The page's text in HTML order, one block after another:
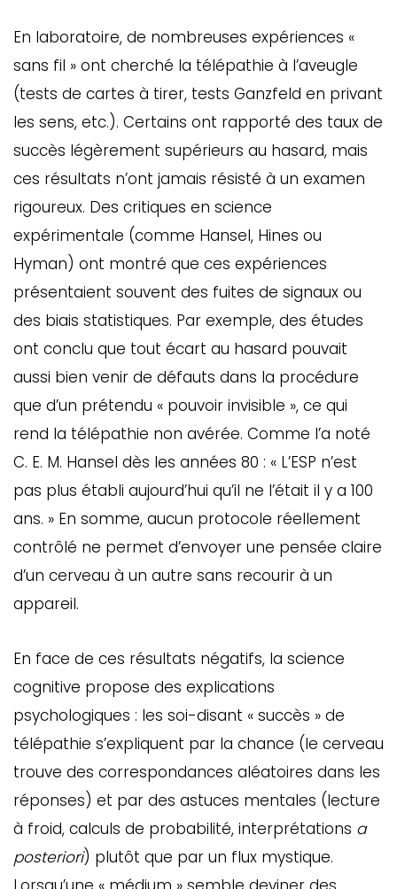
En laboratoire, de nombreuses expériences «
sans fil » ont cherché la télépathie à l’aveugle
(tests de cartes à tirer, tests Ganzfeld en privant
les sens, etc.). Certains ont rapporté des taux de
succès légèrement supérieurs au hasard, mais
ces résultats n’ont jamais résisté à un examen
rigoureux. Des critiques en science
expérimentale (comme Hansel, Hines ou
Hyman) ont montré que ces expériences
présentaient souvent des fuites de signaux ou
des biais statistiques. Par exemple, des études
ont conclu que tout écart au hasard pouvait
aussi bien venir de défauts dans la procédure
que d’un prétendu « pouvoir invisible », ce qui
rend la télépathie non avérée. Comme l’a noté
C. E. M. Hansel dès les années 80 : « L’ESP n’est
pas plus établi aujourd’hui qu’il ne l’était il y a 100
ans. » En somme, aucun protocole réellement
contrôlé ne permet d’envoyer une pensée claire
d’un cerveau à un autre sans recourir à un
appareil.
En face de ces résultats négatifs, la science
cognitive propose des explications
psychologiques : les soi-disant « succès » de
télépathie s’expliquent par la chance (le cerveau
trouve des correspondances aléatoires dans les
réponses) et par des astuces mentales (lecture
à froid, calculs de probabilité, interprétations a
posteriori) plutôt que par un flux mystique.